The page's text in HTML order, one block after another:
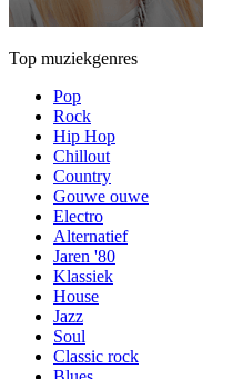
Top muziekgenres
Pop
Rock
Hip Hop
Chillout
Country
Gouwe ouwe
Electro
Alternatief
Jaren '80
Klassiek
House
Jazz
Soul
Classic rock